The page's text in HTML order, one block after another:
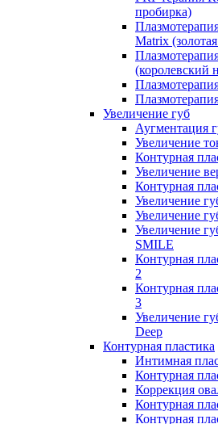
пробирка)
Matrix
(королевский
Увеличение губ
Аугментация
Увеличение
Контурная
Увеличение
Контурная
Увеличение
Увеличение
Увеличение
SMILE
Контурная
2
Контурная
3
Увеличение
Deep
Контурная пластика
Интимная
Контурная
Коррекция
Контурная
Контурная